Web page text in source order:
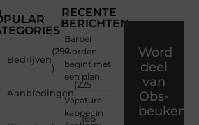
Bedrijven
(292
)
Aanbiedingen
(225
)
(66
RECENTE
BERICHTEN
Barber
worden
begint met
een plan
Vacature
kapper in
Word
deel
van
Obs-